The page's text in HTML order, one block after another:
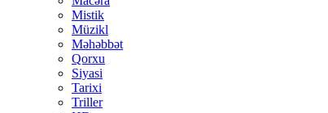
Mistik
Müzikl
Məhəbbət
Qorxu
Siyasi
Tarixi
Triller